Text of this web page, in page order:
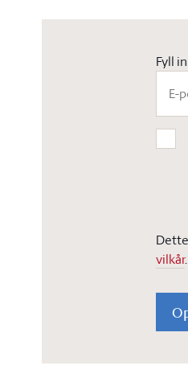
Fyll
vilkår.